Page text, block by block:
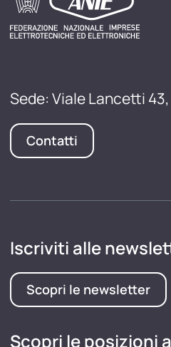
Sede: Viale Lancetti
Contatti
Iscriviti alle
Scopri le newsletter
Scopri le posizioni